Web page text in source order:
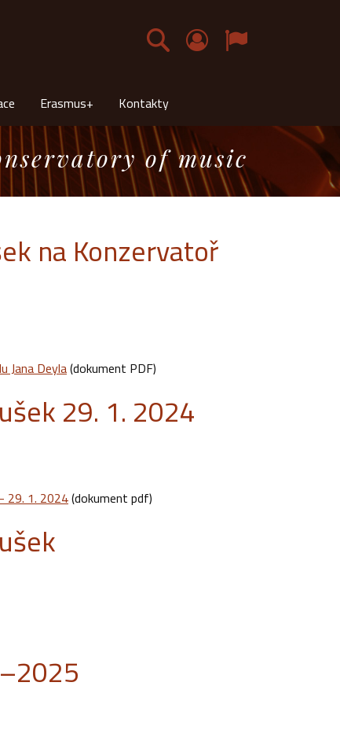
Čeština
Erasmus+ Kontakty
of music
na Konzervatoř
Jana Deyla(dokument PDF)
29. 1. 2024
29. 1. 2024(dokument pdf)